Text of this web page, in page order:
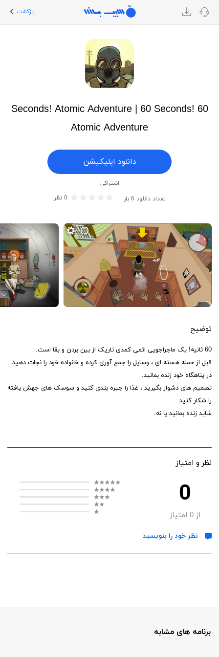
بازگشت
60 Seconds! Atomic Adventure | 60 Seconds!
Atomic Adventure
دانلود اپلیکیشن
اشتراکی
تعداد دانلود 6 بار 0 نظر
توضیح
60 ثانیه! یک ماجراجویی اتمی کمدی تاریک از بین بردن و بقا است.
قبل از حمله هسته ای ، وسایل را جمع آوری کرده و خانواده خود را نجات دهید.
در پناهگاه خود زنده بمانید.
تصمیم های دشوار بگیرید ، غذا را جیره بندی کنید و سوسک های جهش یافته
را شکار کنید.
شاید زنده بمانید یا نه.
نظر و امتیاز
0
از0 امتیاز
نظر خود را بنویسید
برنامه های مشابه